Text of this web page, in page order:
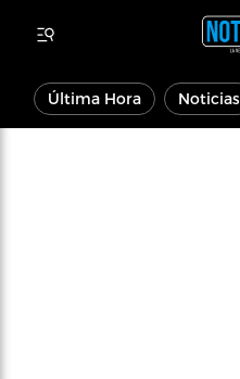
Última Hora Noticias